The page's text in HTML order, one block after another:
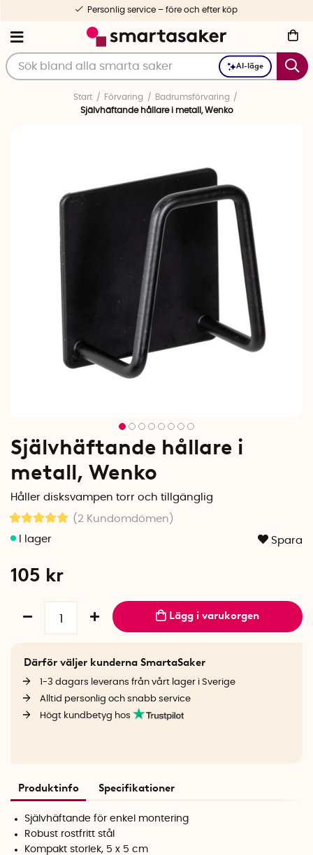
AI-läge
Personlig service – före och efter köp
Start Förvaring
Badrumsförvaring
Självhäftande hållare i metall, Wenko
Självhäftande hållare i
metall, Wenko
Håller disksvampen torr och tillgänglig
(2 Kundomdömen )
Spara
105 kr
Lägg i varukorgen
Därför väljer kunderna SmartaSaker
1-3 dagars leverans från vårt lager i Sverige
Alltid personlig och snabb service
Högt kundbetyg hos
Produktinfo Specifikationer
Självhäftande för enkel montering
Robust rostfritt stål
Kompakt storlek, 5 x 5 cm